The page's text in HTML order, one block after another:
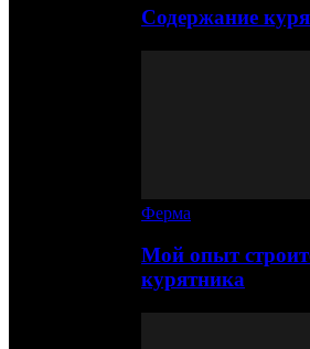
Содержание
Ферма
Мой опыт
курятника